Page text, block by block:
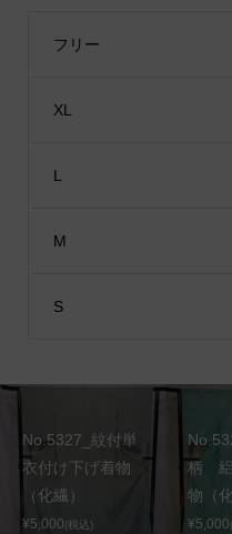
フリー
XL
L
M
S
No.5327_紋付単
衣付け下げ着物
（化繊）
¥5,000(税込)
柄
物（
¥5,000